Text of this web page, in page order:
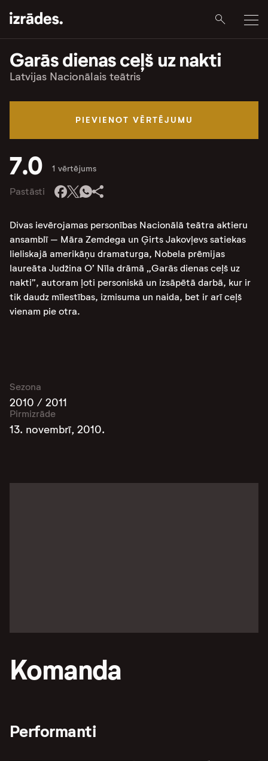
Garās dienas ceļš uz nakti
Latvijas Nacionālais teātris
PIEVIENOT VĒRTĒJUMU
7.0 1 vērtējums
Pastāsti
Divas ievērojamas personības Nacionālā teātra aktieru
ansamblī – Māra Zemdega un Ģirts Jakovļevs satiekas
lieliskajā amerikāņu dramaturga, Nobela prēmijas
laureāta Judžina O’ Nīla drāmā „Garās dienas ceļš uz
nakti”, autoram ļoti personiskā un izsāpētā darbā, kur ir
tik daudz mīlestības, izmisuma un naida, bet ir arī ceļš
vienam pie otra.
Sezona
2010 / 2011
Pirmizrāde
13. novembrī, 2010.
Komanda
Performanti